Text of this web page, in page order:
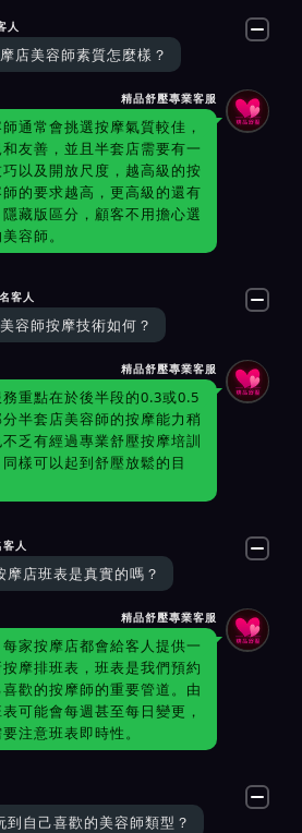
人
店美容師素質怎麼樣？
精品舒壓專業客服
通常會挑選按摩氣質較佳，
友善，並且半套店需要有一
以及開放尺度，越高級的按
的要求越高，更高級的還有
藏版區分，顧客不用擔心選
容師。
客人
美容師按摩技術如何？
精品舒壓專業客服
重點在於後半段的0.3或0.5
半套店美容師的按摩能力稍
乏有經過專業舒壓按摩培訓
樣可以起到舒壓放鬆的目
人
摩店班表是真實的嗎？
精品舒壓專業客服
家按摩店都會給客人提供一
摩排班表，班表是我們預約
歡的按摩師的重要管道。由
可能會每週甚至每日變更，
注意班表即時性。
到自己喜歡的美容師類型？